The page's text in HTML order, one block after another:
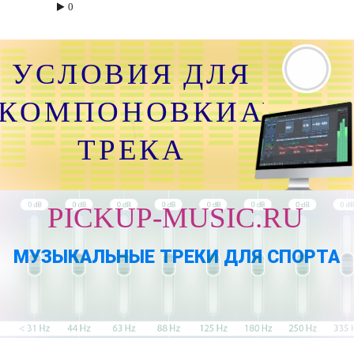
0
УСЛОВИЯ ДЛЯ
ТРЕКА
PICKUP-MUSIC.RU
МУЗЫКАЛЬНЫЕ ТРЕКИ ДЛЯ СПОРТА